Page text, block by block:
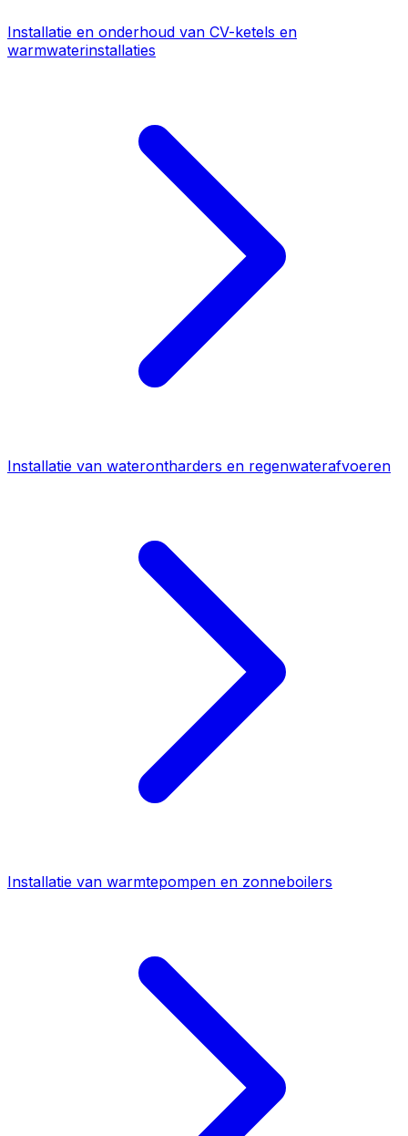
Installatie en onderhoud van CV-ketels en
warmwaterinstallaties
Installatie van waterontharders en regenwaterafvoeren
Installatie van warmtepompen en zonneboilers